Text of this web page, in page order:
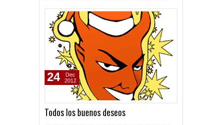
Todos los buenos deseos
24
Dec
2012